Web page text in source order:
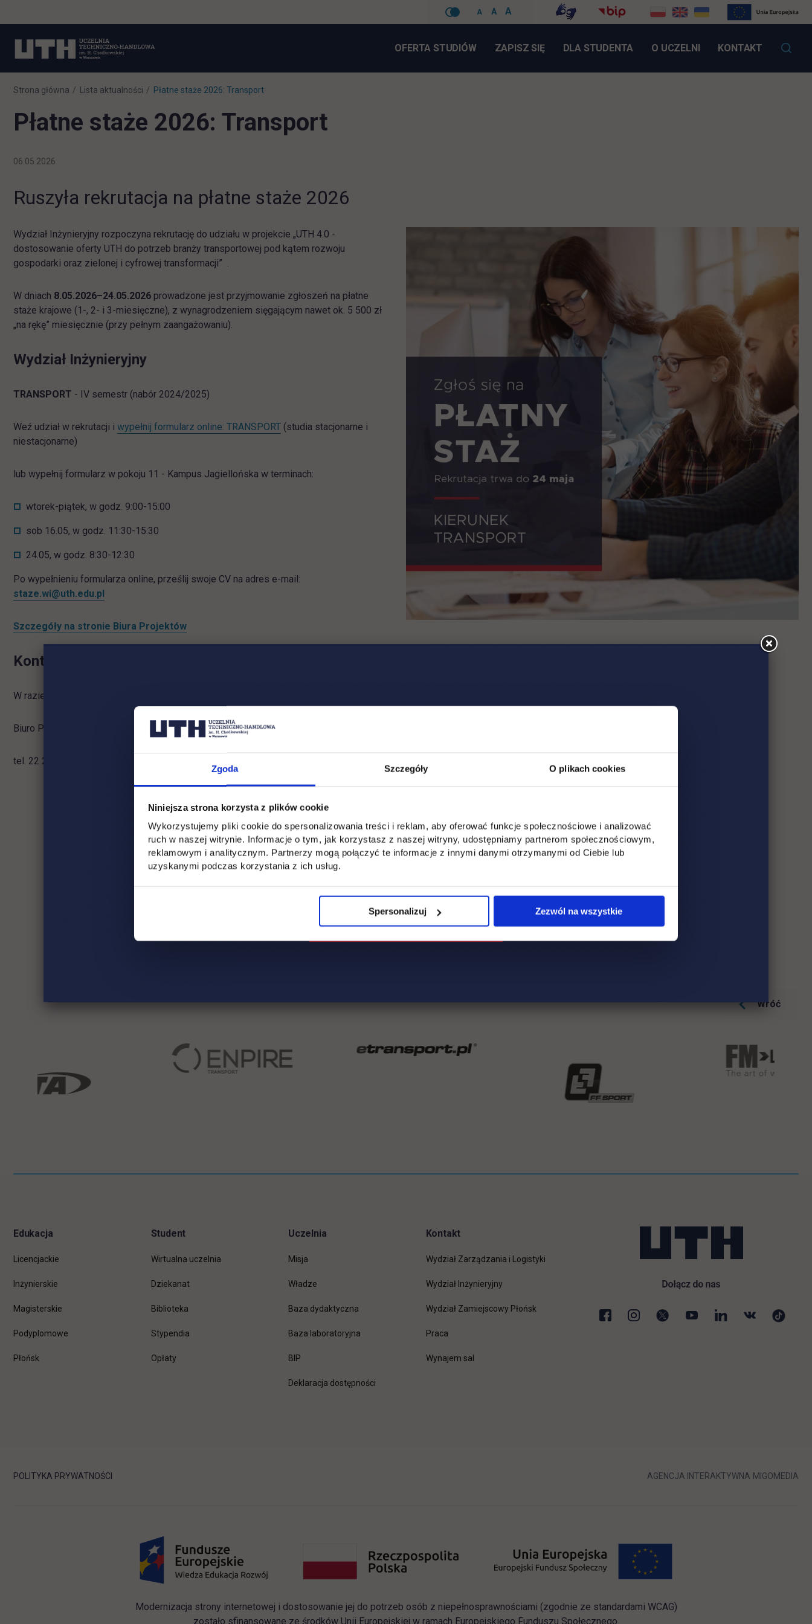
Zgoda Szczegóły O plikach cookies
Niniejsza strona korzysta z plików cookie
Wykorzystujemy pliki cookie do spersonalizowania treści i reklam, aby oferować funkcje społecznościowe i analizować
ruch w naszej witrynie. Informacje o tym, jak korzystasz z naszej witryny, udostępniamy partnerom społecznościowym,
reklamowym i analitycznym. Partnerzy mogą połączyć te informacje z innymi danymi otrzymanymi od Ciebie lub
uzyskanymi podczas korzystania z ich usług.
Spersonalizuj Zezwól na wszystkie
A A
A
nawigacje
OFERTA STUDIÓW ZAPISZ SIĘLINK OTWIERA SIĘ W NOWEJ KARCIE
DLA STUDENTA O UCZELNI KONTAKT
Strona główna Lista aktualności Płatne staże 2026: Transport
Płatne staże 2026: Transport
06.05.2026
Ruszyła rekrutacja na płatne staże 2026
Wydział Inżynieryjny rozpoczyna rekrutację do udziału w projekcie „UTH 4.0 -
dostosowanie oferty UTH do potrzeb branży transportowej pod kątem rozwoju
gospodarki oraz zielonej i cyfrowej transformacji” .
W dniach 8.05.2026–24.05.2026 prowadzone jest przyjmowanie zgłoszeń na płatne
staże krajowe (1-, 2- i 3-miesięczne), z wynagrodzeniem sięgającym nawet ok. 5 500 zł
„na rękę” miesięcznie (przy pełnym zaangażowaniu).
Wydział Inżynieryjny
TRANSPORT - IV semestr (nabór 2024/2025)
Weź udział w rekrutacji i wypełnij formularz online: TRANSPORTlink otwiera się w nowej karcie
(studia stacjonarne i
niestacjonarne)
lub wypełnij formularz w pokoju 11 - Kampus Jagiellońska w terminach:
wtorek-piątek, w godz. 9:00-15:00
sob 16.05, w godz. 11:30-15:30
24.05, w godz. 8:30-12:30
Po wypełnieniu formularza online, prześlij swoje CV na adres e-mail:
staze.wi@uth.edu.pl
Szczegóły na stronie Biura Projektów
Kontakt
W razie jakichkolwiek pytań prosimy o kontakt z Biurem Projektów UTH
Biuro Projektów (pokój 11, parter), ul. Jagiellońska 82F, 03-301 Warszawa:
tel. 22 262 88 51 / tel. 533 804 939 (wtorek-piątek, w godz. 9:00-15:00), e-mail:
„UTH 4.0 - dostosowanie oferty UTH do potrzeb branży transportowej pod kątem rozwoju gospodarki oraz zielonej i cyfrowej transformacji
współfinansowany ze środków Unii Europejskiej w ramach Europejskiego Funduszu Społecznego Plus.
Wróć
Edukacja
Licencjackie
Inżynierskie
Magisterskie
Podyplomowe
Płońsk
Student
Wirtualna uczelnia
Dziekanat
Biblioteka
Stypendia
Opłaty
Uczelnia
Misja
Władze
Baza dydaktyczna
Baza laboratoryjna
BIP
Deklaracja dostępności
Kontakt
Wydział Zarządzania i Logistyki
Wydział Inżynieryjny
Wydział Zamiejscowy Płońsk
Pracalink otwiera się w nowej karcie
Wynajem sal
POLITYKA PRYWATNOŚCI AGENCJA INTERAKTYWNA LINK OTWIERA
MIGOMEDIA
Modernizacja strony internetowej i dostosowanie jej do potrzeb osób z niepełnosprawnościami (zgodnie ze standardami WCAG)
zostało sfinansowane ze środków Unii Europejskiej w ramach Europejskiego Funduszu Społecznego.